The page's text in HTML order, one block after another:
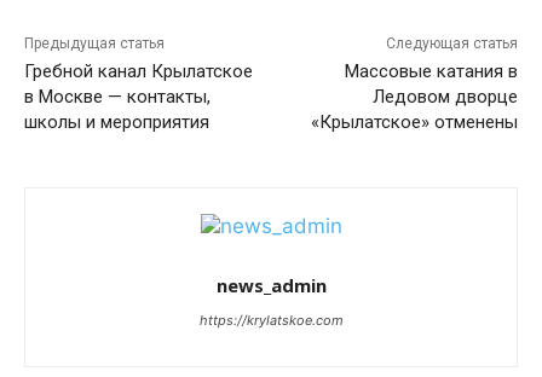
Предыдущая статья
Гребной канал Крылатское
в Москве — контакты,
школы и мероприятия
Следующая статья
Массовые катания в
Ледовом дворце
«Крылатское» отменены
news_admin
https://krylatskoe.com